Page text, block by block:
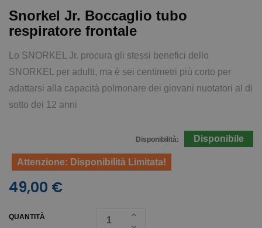
Snorkel Jr. Boccaglio tubo
respiratore frontale
Lo SNORKEL Jr. procura gli stessi benefici dello
SNORKEL per adulti, ma è sei centimetri più corto per
adattarsi alla capacità polmonare dei giovani nuotatori al di
sotto dei 12 anni
Disponibilità: Disponibile
Attenzione: Disponibilità Limitata!
49,00 €
QUANTITÀ